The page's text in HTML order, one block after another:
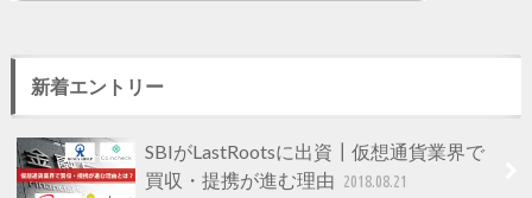
新着エントリー
SBIがLastRootsに出資┃仮想通貨業界で
買収・提携が進む理由 2018.08.21